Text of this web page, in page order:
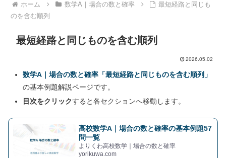
ホーム 数学A｜場合の数と確率
最短経路と同じも
のを含む順列
最短経路と同じものを含む順列
2026.05.02
数学A｜場合の数と確率「最短経路と同じものを含む順列」
の基本例題解説ページです。
目次をクリックすると各セクションへ移動します。
高校数学A｜場合の数と確率の基本例題57
問一覧
よりくわ高校数学｜場合の数と確率
yorikuwa.com